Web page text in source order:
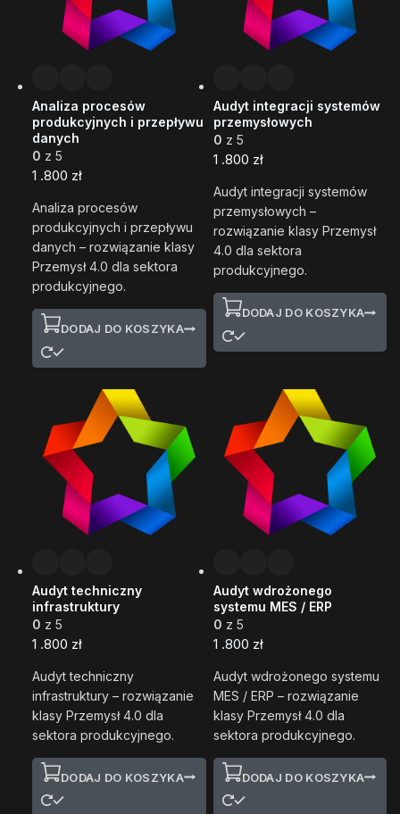
Analiza procesów
produkcyjnych i przepływu
danych
0 z 5
1 .800 zł
Analiza procesów
produkcyjnych i przepływu
danych – rozwiązanie klasy
Przemysł 4.0 dla sektora
produkcyjnego.
DODAJ DO KOSZYKA
Audyt integracji systemów
przemysłowych
0 z 5
1 .800 zł
Audyt integracji systemów
przemysłowych –
rozwiązanie klasy Przemysł
4.0 dla sektora
produkcyjnego.
DODAJ DO KOSZYKA
Audyt techniczny
infrastruktury
0 z 5
1 .800 zł
Audyt techniczny
infrastruktury – rozwiązanie
klasy Przemysł 4.0 dla
sektora produkcyjnego.
DODAJ DO KOSZYKA
Audyt wdrożonego
systemu MES / ERP
0 z 5
1 .800 zł
Audyt wdrożonego systemu
MES / ERP – rozwiązanie
klasy Przemysł 4.0 dla
sektora produkcyjnego.
DODAJ DO KOSZYKA